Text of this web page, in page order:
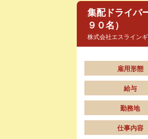
集配ドライバ
９０名）
株式会社エスライン
雇用形態
給与
勤務地
仕事内容